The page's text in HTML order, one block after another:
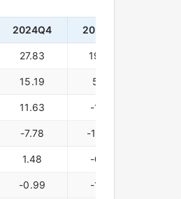
2024Q4 2024Q3
27.83 19.40
15.19 5.16
11.63 -1.49
-7.78 -18.09
1.48 -0.16
-0.99 -1.93